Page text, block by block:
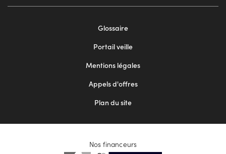
Glossaire
Portail veille
Mentions légales
Appels d'offres
Plan du site
Nos financeurs